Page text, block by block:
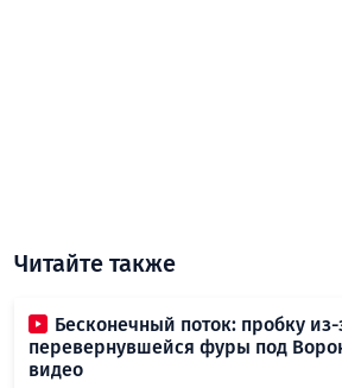
Читайте также
Бесконечный поток: пробку из-
перевернувшейся фуры под
видео